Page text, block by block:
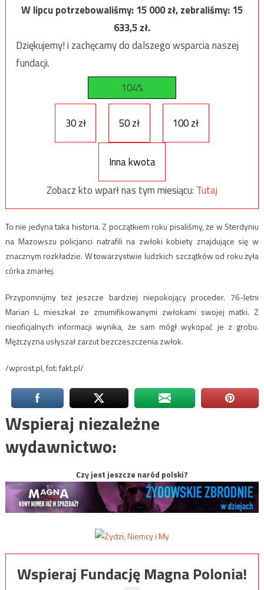
W lipcu potrzebowaliśmy:15 000zł, zebraliśmy:15
633,5zł.
Dziękujemy! i zachęcamy do dalszego wsparcia naszej
fundacji.
104%
30 zł 50 zł 100 zł
Inna kwota
Zobacz kto wparł nas tym miesiącu: Tutaj
To nie jedyna taka historia. Z początkiem roku pisaliśmy, że w Sterdyniu
na Mazowszu policjanci natrafili na zwłoki kobiety znajdujące się w
znacznym rozkładzie. W towarzystwie ludzkich szczątków od roku żyła
córka zmarłej.
Przypomnijmy też jeszcze bardziej niepokojący proceder. 76-letni
Marian L. mieszkał ze zmumifikowanymi zwłokami swojej matki. Z
nieoficjalnych informacji wynika, że sam mógł wykopać je z grobu.
Mężczyzna usłyszał zarzut bezczeszczenia zwłok.
/wprost.pl, fot: fakt.pl/
Wspieraj niezależne
wydawnictwo:
Czy jest jeszcze naród polski?
Wspieraj Fundację Magna Polonia!